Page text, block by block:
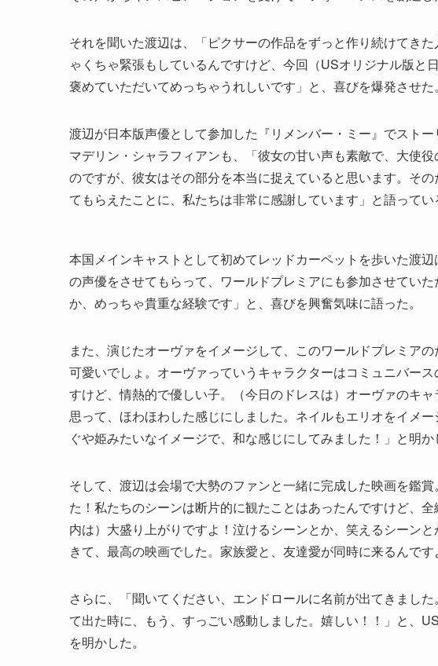
それを聞いた渡辺は、「ピクサーの作品をずっと作り続けてき
ゃくちゃ緊張もしているんですけど、今回（USオリジナル版と
褒めていただいてめっちゃうれしいです」と、喜びを爆発させた。
渡辺が日本版声優として参加した『リメンバー・ミー』でスト
マデリン・シャラフィアンも、「彼女の甘い声も素敵で、大使
のですが、彼女はその部分を本当に捉えていると思います。そ
てもらえたことに、私たちは非常に感謝しています」と語ってい
本国メインキャストとして初めてレッドカーペットを歩いた渡
の声優をさせてもらって、ワールドプレミアにも参加させてい
か、めっちゃ貴重な経験です」と、喜びを興奮気味に語った。
また、演じたオーヴァをイメージして、このワールドプレミア
可愛いでしょ。オーヴァっていうキャラクターはコミュニバー
すけど、情熱的で優しい子。（今日のドレスは）オーヴァのキ
思って、ほわほわした感じにしました。ネイルもエリオをイメ
ぐや姫みたいなイメージで、和な感じにしてみました！」と明か
そして、渡辺は会場で大勢のファンと一緒に完成した映画を鑑
た！私たちのシーンは断片的に観たことはあったんですけど、
内は）大盛り上がりですよ！泣けるシーンとか、笑えるシーン
きて、最高の映画でした。家族愛と、友達愛が同時に来るんです
さらに、「聞いてください、エンドロールに名前が出てきまし
て出た時に、もう、すっごい感動しました。嬉しい！！」と、
を明かした。